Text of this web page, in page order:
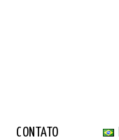
CONTATO